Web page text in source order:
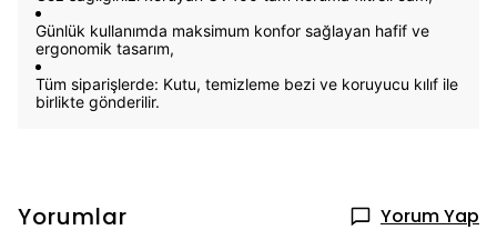
Günlük kullanımda maksimum konfor sağlayan hafif ve
ergonomik tasarım,
Tüm siparişlerde: Kutu, temizleme bezi ve koruyucu kılıf ile
birlikte gönderilir.
Yorumlar Yorum Yap